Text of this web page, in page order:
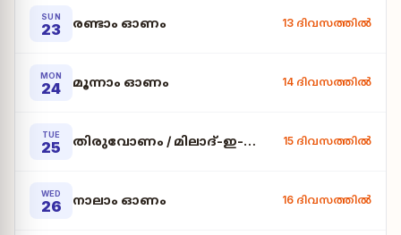
SUN
23 രണ്ടാം ഓണം 13 ദിവസത്തിൽ
MON
24 മൂന്നാം ഓണം 14 ദിവസത്തിൽ
TUE
25 തിരുവോണം / മിലാദ്-ഇ-ഷെരീഫ്15 ദിവസത്തിൽ
WED
26 നാലാം ഓണം 16 ദിവസത്തിൽ